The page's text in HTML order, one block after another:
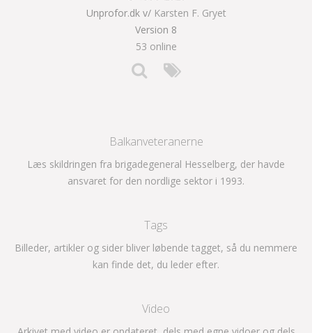
Unprofor.dk v/ Karsten F. Gryet
Version 8
53 online
Balkanveteranerne
Læs skildringen fra brigadegeneral Hesselberg, der havde
ansvaret for den nordlige sektor i 1993.
Tags
Billeder, artikler og sider bliver løbende tagget, så du nemmere
kan finde det, du leder efter.
Video